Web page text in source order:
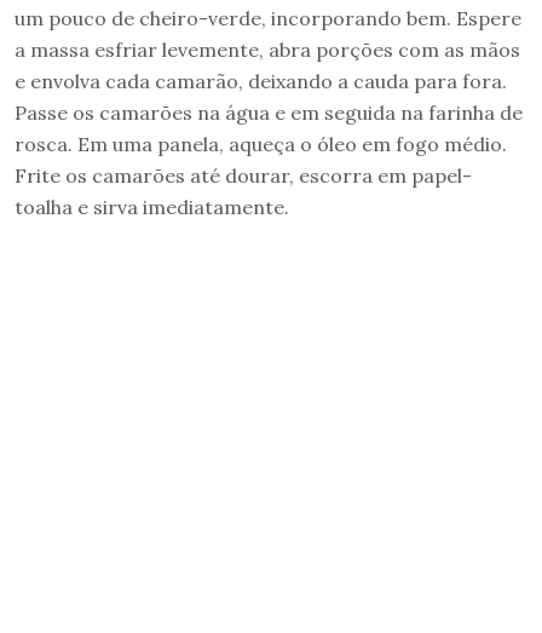
um pouco de cheiro-verde, incorporando bem. Espere
a massa esfriar levemente, abra porções com as mãos
e envolva cada camarão, deixando a cauda para fora.
Passe os camarões na água e em seguida na farinha de
rosca. Em uma panela, aqueça o óleo em fogo médio.
Frite os camarões até dourar, escorra em papel-
toalha e sirva imediatamente.